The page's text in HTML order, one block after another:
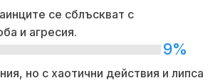
се сблъскват с
и агресия.
9%
но с хаотични действия и липса